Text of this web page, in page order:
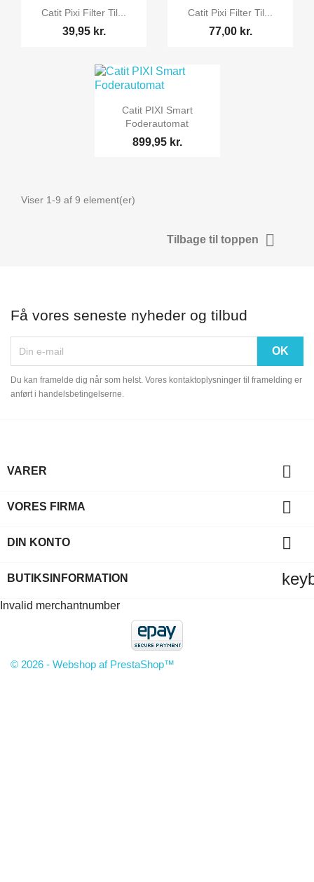
 Vis her
Catit Pixi Filter Til...
39,95 kr.
 Vis her
Catit Pixi Filter Til...
77,00 kr.
 Vis her
Catit PIXI Smart
Foderautomat
899,95 kr.
Viser 1-9 af 9 element(er)
Tilbage til toppen 
Få vores seneste nyheder og tilbud
Du kan framelde dig når som helst. Vores kontaktoplysninger til framelding er
anført i handelsbetingelserne.
VARER 
VORES FIRMA 
DIN KONTO 
BUTIKSINFORMATION
Invalid merchantnumber
© 2026 - Webshop af PrestaShop™